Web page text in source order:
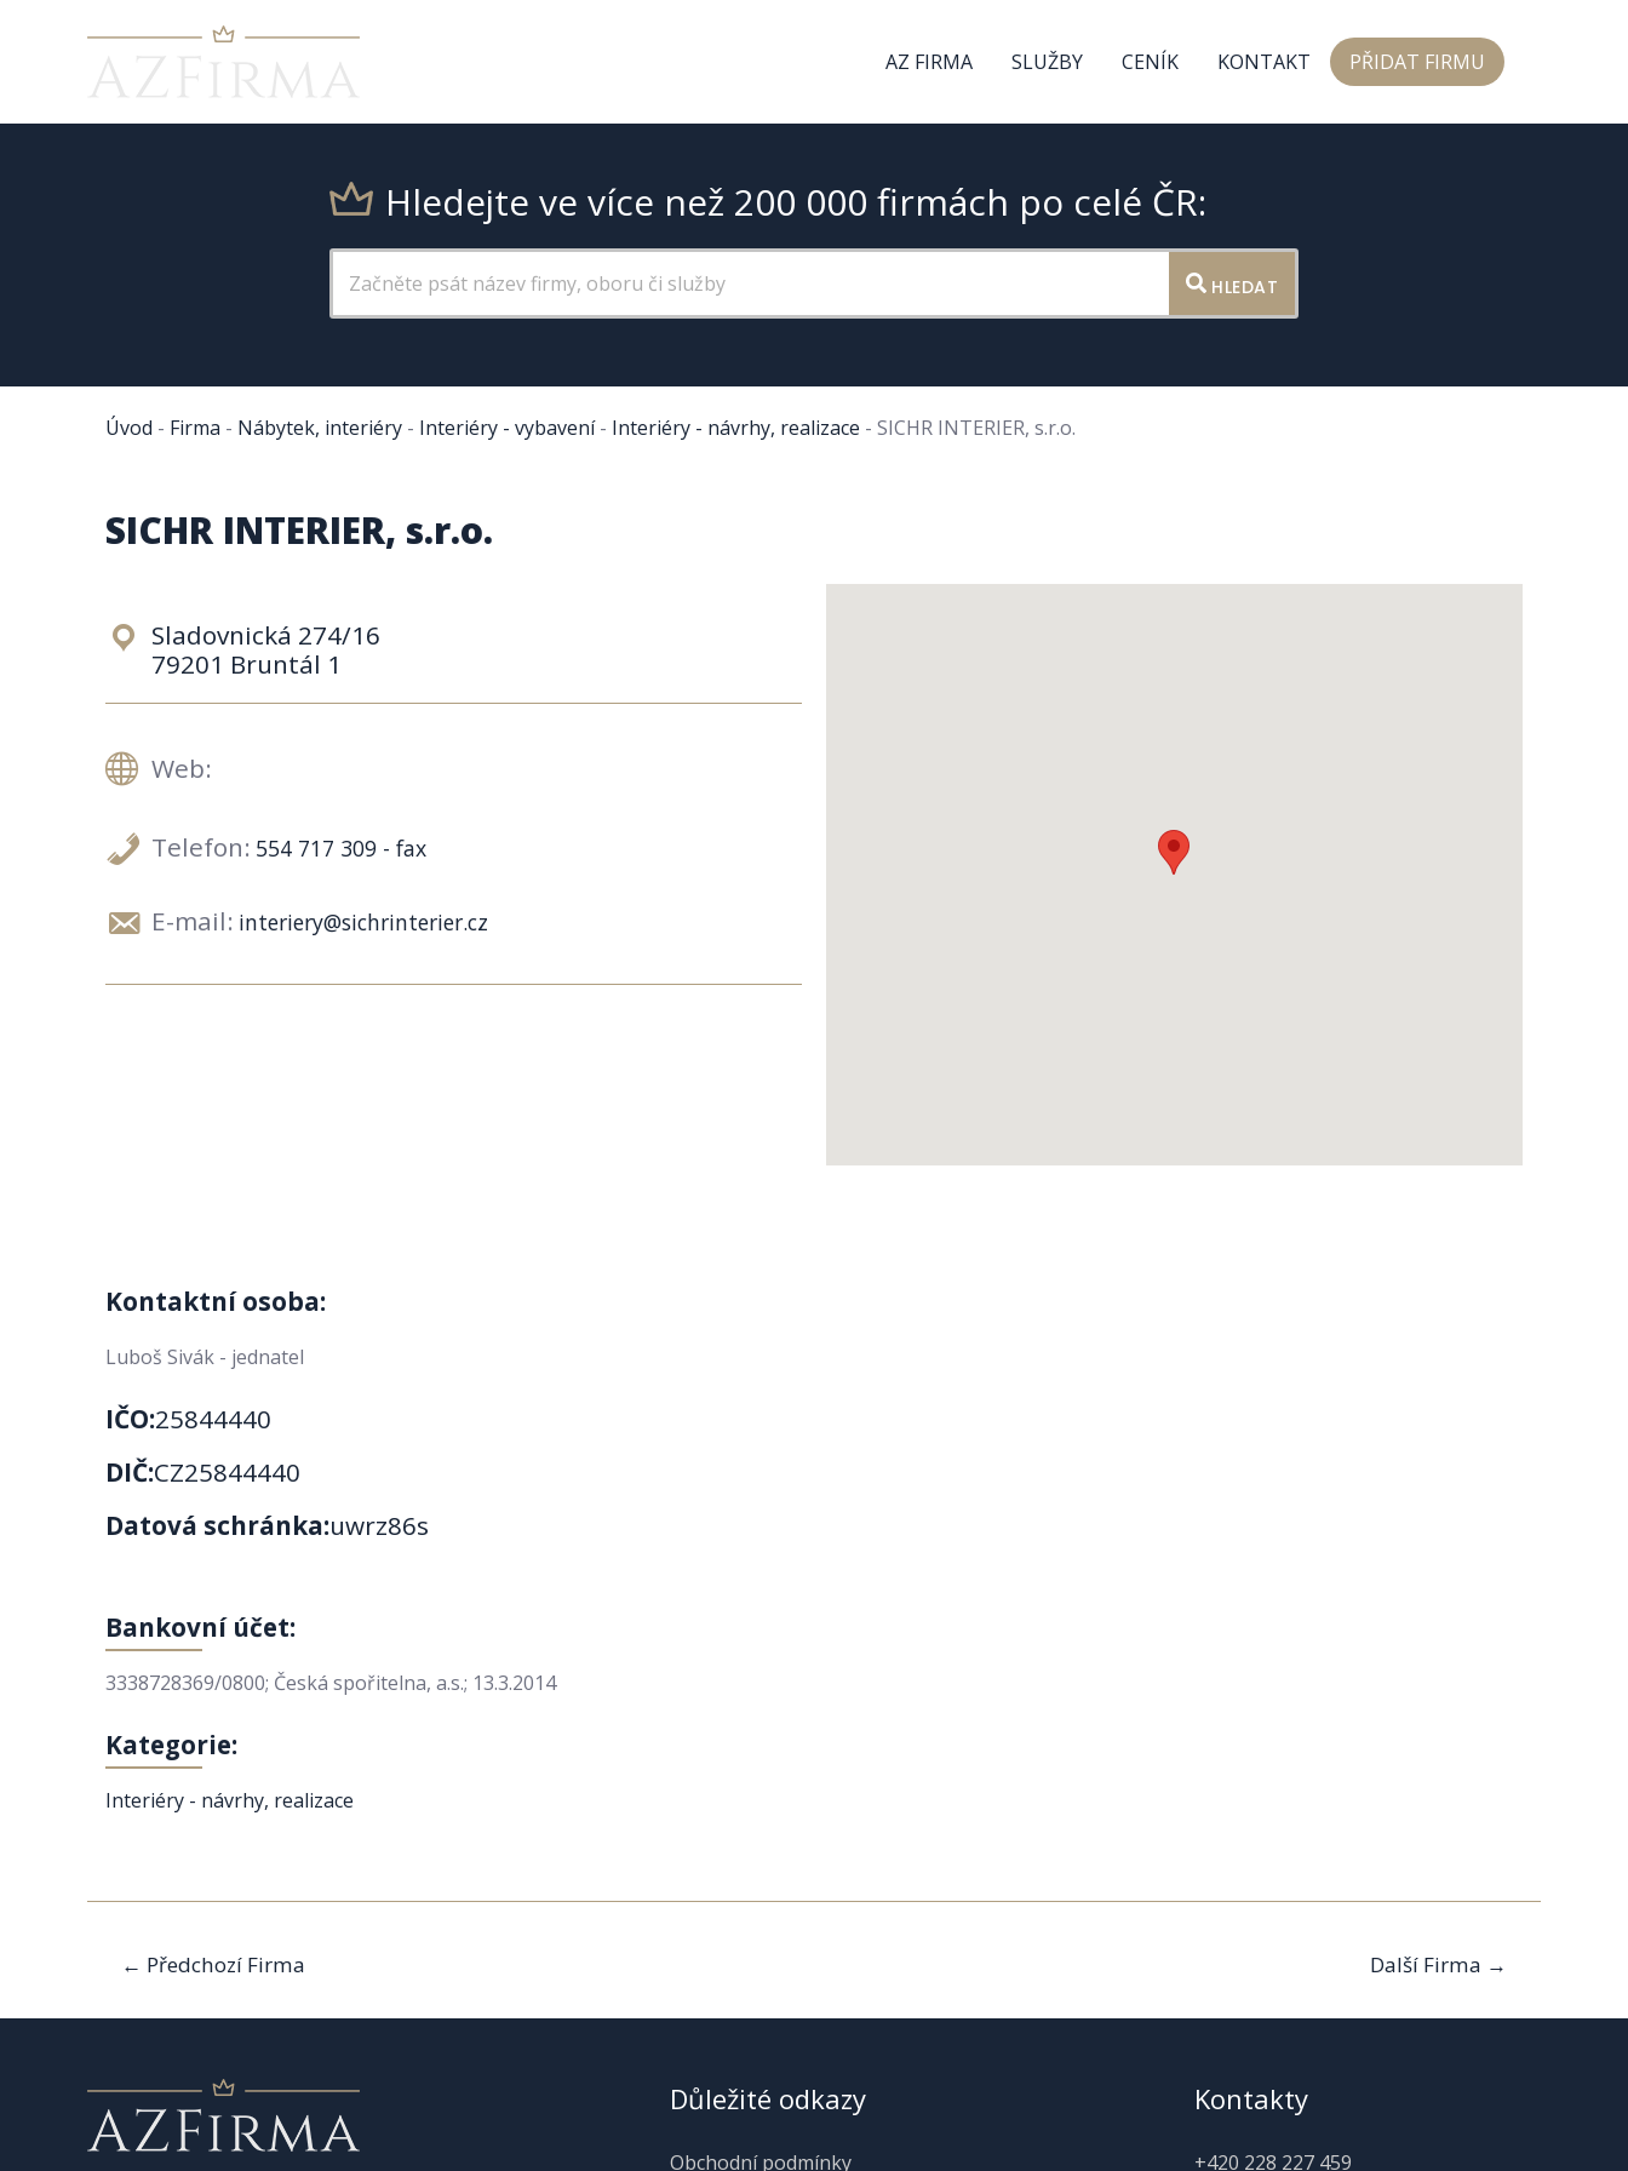
AZ FIRMA SLUŽBY CENÍK KONTAKT PŘIDAT FIRMU
Hledejte ve více než 200 000 firmách po celé ČR:
HLEDAT
Úvod - Firma - Nábytek, interiéry - Interiéry - vybavení- Interiéry - návrhy, realizace - SICHR INTERIER, s.r.o.
SICHR INTERIER, s.r.o.
Sladovnická 274/16
79201 Bruntál 1
Web:
Telefon: 554 717 309 - fax
E-mail: interiery@sichrinterier.cz
Kontaktní osoba:
Luboš Sivák - jednatel
IČO:25844440
DIČ:CZ25844440
Datová schránka:uwrz86s
Bankovní účet:
3338728369/0800; Česká spořitelna, a.s.; 13.3.2014
Kategorie:
Interiéry - návrhy, realizace
Navigace
pro
příspěvek
← Předchozí Firma Další Firma →
Důležité odkazy
Obchodní podmínky
Kontakty
+420 228 227 459